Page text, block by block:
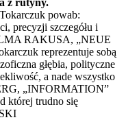
z rutyny.
powab:
precyzji szczegółu i
RAKUSA, „NEUE
reprezentuje sobą
głębia, polityczne
a nade wszystko
„INFORMATION”
której trudno się